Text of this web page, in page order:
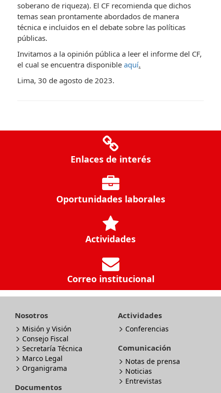
soberano de riqueza). El CF recomienda que dichos
temas sean prontamente abordados de manera
técnica e incluidos en el debate sobre las políticas
públicas.
Invitamos a la opinión pública a leer el informe del CF,
el cual se encuentra disponible aquí.
Lima, 30 de agosto de 2023.
Enlaces de interés
Oportunidades laborales
Actividades
Correo institucional
Nosotros
Misión y Visión
Consejo Fiscal
Secretaría Técnica
Marco Legal
Organigrama
Documentos
Actividades
Conferencias
Comunicación
Notas de prensa
Noticias
Entrevistas